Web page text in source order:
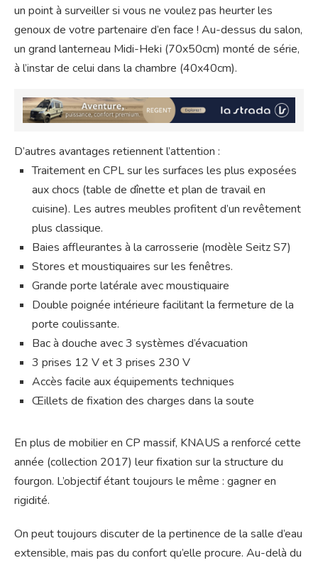
un point à surveiller si vous ne voulez pas heurter les
genoux de votre partenaire d’en face ! Au-dessus du salon,
un grand lanterneau Midi-Heki (70x50cm) monté de série,
à l’instar de celui dans la chambre (40x40cm).
D’autres avantages retiennent l’attention :
Traitement en CPL sur les surfaces les plus exposées
aux chocs (table de dînette et plan de travail en
cuisine). Les autres meubles profitent d’un revêtement
plus classique.
Baies affleurantes à la carrosserie (modèle Seitz S7)
Stores et moustiquaires sur les fenêtres.
Grande porte latérale avec moustiquaire
Double poignée intérieure facilitant la fermeture de la
porte coulissante.
Bac à douche avec 3 systèmes d’évacuation
3 prises 12 V et 3 prises 230 V
Accès facile aux équipements techniques
Œillets de fixation des charges dans la soute
En plus de mobilier en CP massif, KNAUS a renforcé cette
année (collection 2017) leur fixation sur la structure du
fourgon. L’objectif étant toujours le même : gagner en
rigidité.
On peut toujours discuter de la pertinence de la salle d’eau
extensible, mais pas du confort qu’elle procure. Au-delà du